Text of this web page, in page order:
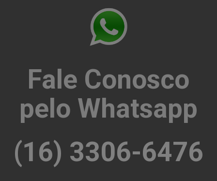
Fale Conosco
pelo Whatsapp
(16) 3306-6476